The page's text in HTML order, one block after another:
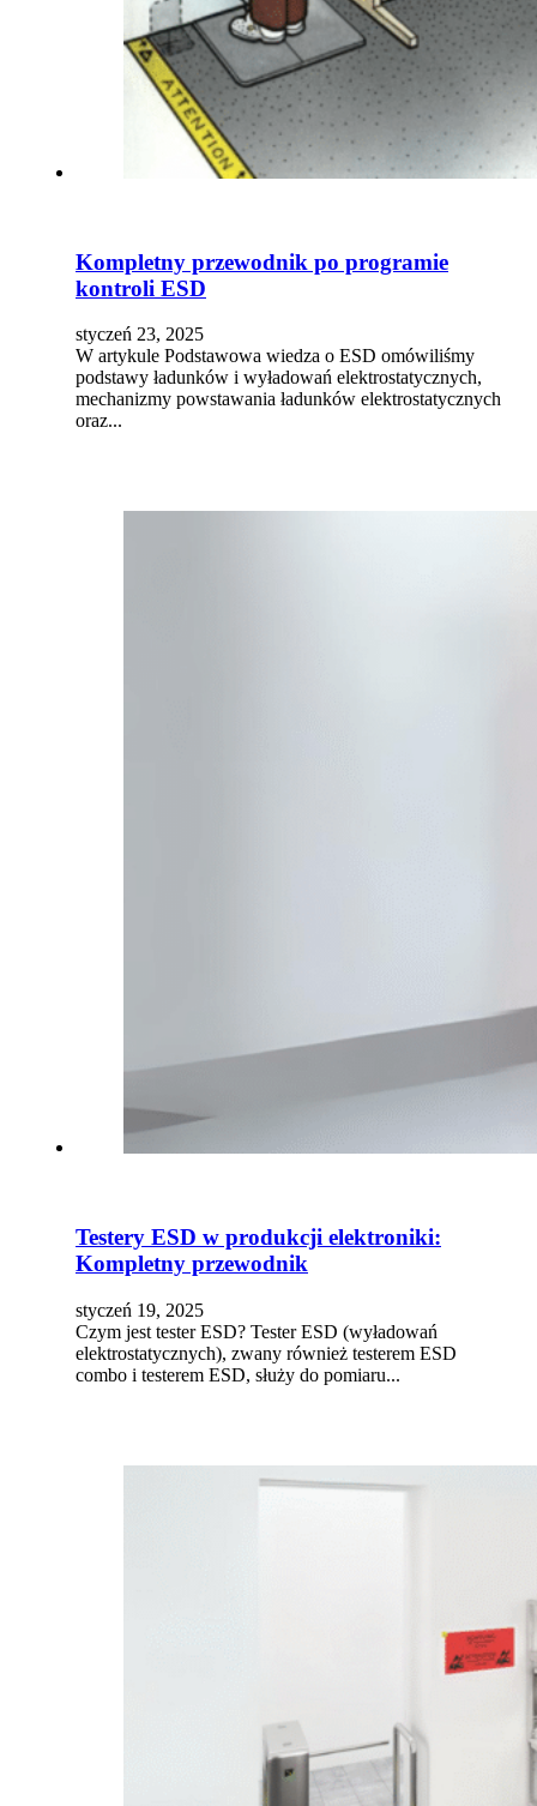
Kompletny przewodnik po programie
kontroli ESD
styczeń 23, 2025
W artykule Podstawowa wiedza o ESD omówiliśmy
podstawy ładunków i wyładowań elektrostatycznych,
mechanizmy powstawania ładunków elektrostatycznych
oraz...
Testery ESD w produkcji elektroniki:
Kompletny przewodnik
styczeń 19, 2025
Czym jest tester ESD? Tester ESD (wyładowań
elektrostatycznych), zwany również testerem ESD
combo i testerem ESD, służy do pomiaru...